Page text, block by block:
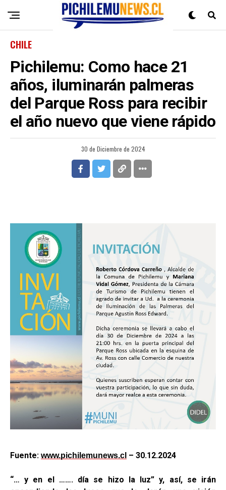
CHILE
Pichilemu: Como hace 21
años, iluminarán palmeras
del Parque Ross para recibir
el año nuevo que viene rápido
30 de Diciembre de 2024
Fuente: www.pichilemunews.cl – 30.12.2024
“… y en el ……. día se hizo la luz” y, así, se irán